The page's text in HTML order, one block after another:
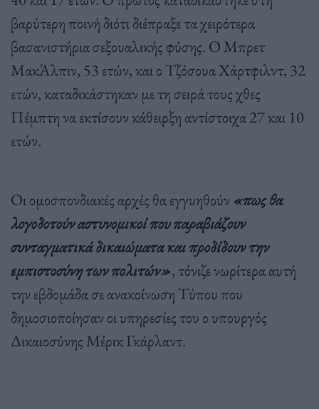
βαρύτερη ποινή διότι διέπραξε τα χειρότερα
βασανιστήρια σεξουαλικής φύσης. Ο Μπρετ
ΜακΆλπιν, 53 ετών, και ο Τζόσουα Χάρτφιλντ, 32
ετών, καταδικάστηκαν με τη σειρά τους χθες
Πέμπτη να εκτίσουν κάθειρξη αντίστοιχα 27 και 10
ετών.
Οι ομοσπονδιακές αρχές θα εγγυηθούν «πως θα
λογοδοτούν αστυνομικοί που παραβιάζουν
συνταγματικά δικαιώματα και προδίδουν την
εμπιστοσύνη των πολιτών», τόνιζε νωρίτερα αυτή
την εβδομάδα σε ανακοίνωση Τύπου που
δημοσιοποίησαν οι υπηρεσίες του ο υπουργός
Δικαιοσύνης Μέρικ Γκάρλαντ.